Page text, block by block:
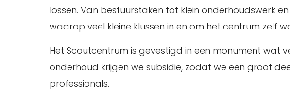
lossen. Van bestuurstaken tot klein onderhoudswerk
waarop veel kleine klussen in en om het centrum zelf
Het Scoutcentrum is gevestigd in een monument wat
onderhoud krijgen we subsidie, zodat we een groot
professionals.